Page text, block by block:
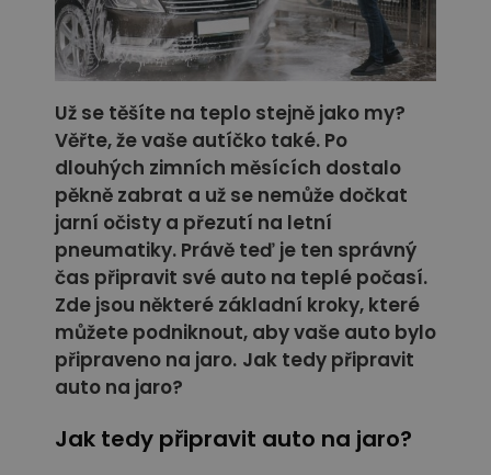
Už se těšíte na teplo stejně jako my?
Věřte, že vaše autíčko také. Po
dlouhých zimních měsících dostalo
pěkně zabrat a už se nemůže dočkat
jarní očisty a přezutí na letní
pneumatiky. Právě teď je ten správný
čas připravit své auto na teplé počasí.
Zde jsou některé základní kroky, které
můžete podniknout, aby vaše auto bylo
připraveno na jaro. Jak tedy připravit
auto na jaro?
Jak tedy připravit auto na jaro?